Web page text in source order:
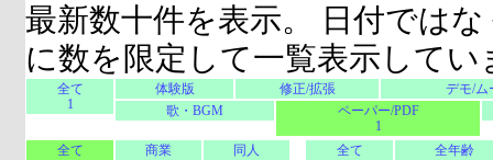
最新数十件を表示。 日付では
に数を限定して一覧表示してい
全て
1
体験版 修正/拡張
デモ/ム
歌・BGM
ペーパー/PDF
1
全て
商業 同人 全て 全年齢